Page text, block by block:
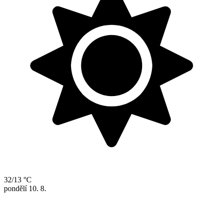
32/13 °C
pondělí 10. 8.